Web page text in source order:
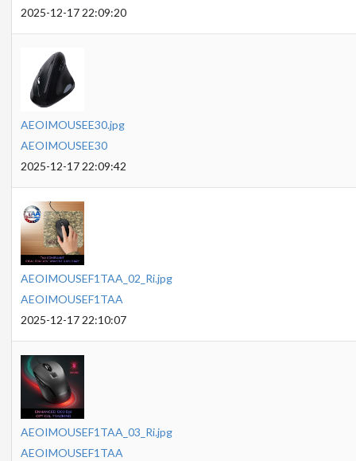
2025-12-17 22:09:20
AEOIMOUSEE30.jpg
AEOIMOUSEE30
2025-12-17 22:09:42
AEOIMOUSEF1TAA_02_Ri.jpg
AEOIMOUSEF1TAA
2025-12-17 22:10:07
AEOIMOUSEF1TAA_03_Ri.jpg
AEOIMOUSEF1TAA